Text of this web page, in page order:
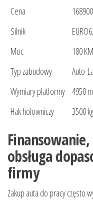
Cena
Silnik
Moc
180
Typ zabudowy
Auto-
Wymiary platformy 4950
Hak holowniczy
3500
obsługa
firmy
Zakup auta do pracy często